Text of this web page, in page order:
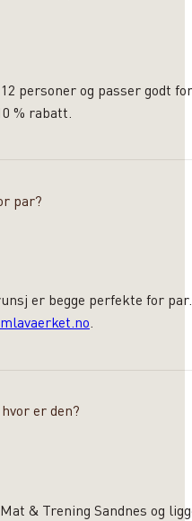
personer og passer godt
% rabatt.
par?
er begge perfekte for
.
er den?
& Trening Sandnes og